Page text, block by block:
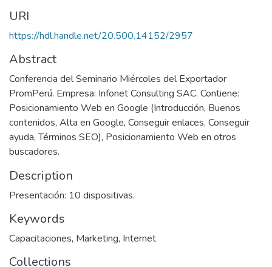
URI
https://hdl.handle.net/20.500.14152/2957
Abstract
Conferencia del Seminario Miércoles del Exportador
PromPerú. Empresa: Infonet Consulting SAC. Contiene:
Posicionamiento Web en Google (Introducción, Buenos
contenidos, Alta en Google, Conseguir enlaces, Conseguir
ayuda, Términos SEO), Posicionamiento Web en otros
buscadores.
Description
Presentación: 10 dispositivas.
Keywords
Capacitaciones, Marketing, Internet
Collections